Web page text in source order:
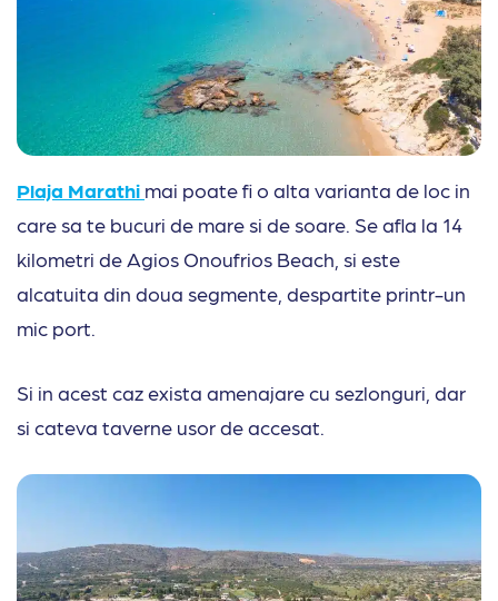
Plaja Marathi mai poate fi o alta varianta de loc in
care sa te bucuri de mare si de soare. Se afla la 14
kilometri de Agios Onoufrios Beach, si este
alcatuita din doua segmente, despartite printr-un
mic port.
Si in acest caz exista amenajare cu sezlonguri, dar
si cateva taverne usor de accesat.